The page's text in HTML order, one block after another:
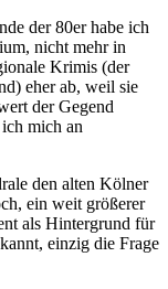
der 80er habe ich
nicht mehr in
Krimis (der
eher ab, weil sie
der Gegend
mich an
den alten Kölner
ein weit größerer
als Hintergrund für
einzig die Frage